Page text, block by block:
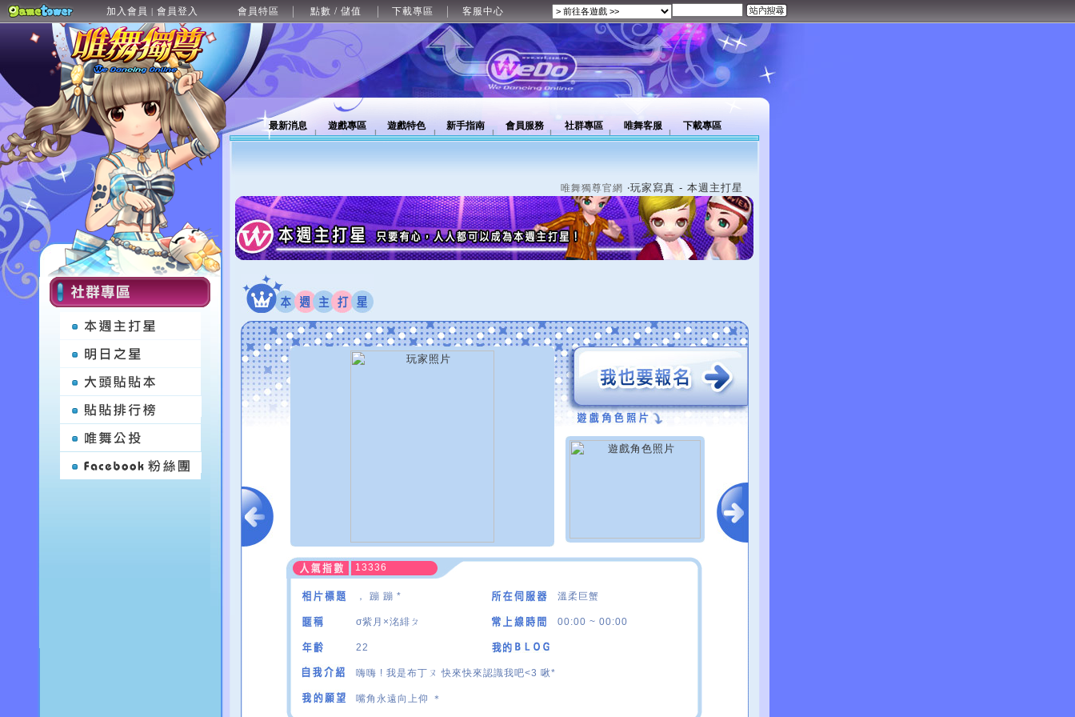
加入會員 | 會員登入 會員特區 點數 / 儲值 下載專區 客服中心
最新消息 遊戲專區 遊戲特色 新手指南 會員服務 社群專區 唯舞客服 下載專區
唯舞獨尊官網 ‧玩家寫真 - 本週主打星
13336
， 蹦 蹦 * 溫柔巨蟹
σ紫月×洺緋ㄆ 00:00 ~ 00:00
22
嗨嗨 ! 我是布丁ㄡ 快來快來認識我吧<3 啾*
嘴角永遠向上仰 ＊